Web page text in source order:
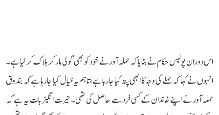
اس دوران پولیس حکام نے بتایا کہ حملہ آور نے خود کو بھی گولی مار کر ہلاک کر لیا ہے۔
انہوں نے کہا کہ حملے کی وجہ کا ابھی پتہ کیا جا رہا ہے، تاہم یہ خیال کیا جا رہا ہے کہ بندوق
حملہ آور نے اپنے خاندان کے کسی فرد سے حاصل کی تھی۔ حیرت انگیز بات یہ ہے کہ